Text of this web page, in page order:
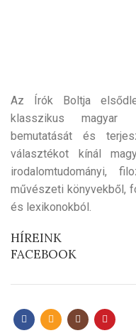
Az Írók Boltja
klasszikus magyar
bemutatását és
választékot kínál
irodalomtudományi,
művészeti könyvekből,
és lexikonokból.
HÍREINK
FACEBOOK